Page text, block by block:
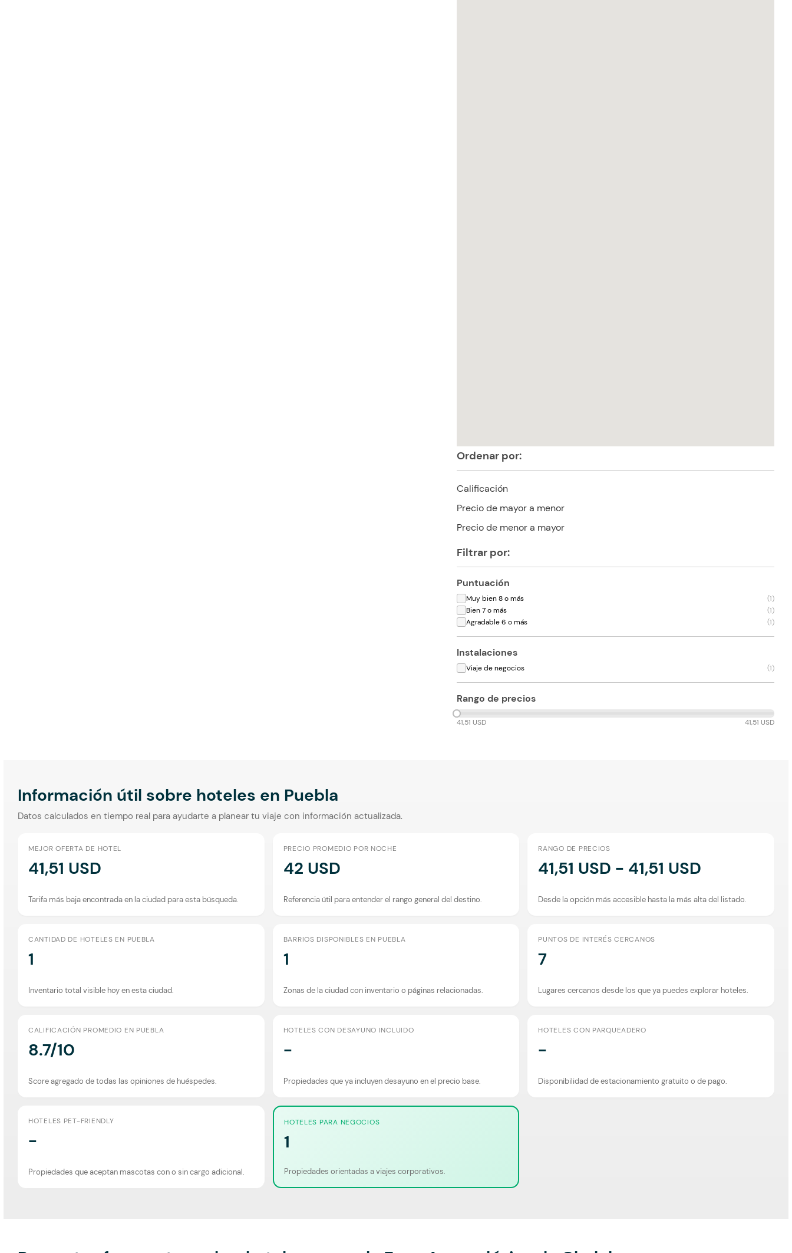
Ordenar por:
Calificación
Precio de mayor a menor
Precio de menor a mayor
Filtrar por:
Puntuación
Muy bien 8 o más (1)
Bien 7 o más
(1)
Agradable 6 o más
(1)
Instalaciones
Viaje de negocios (1)
Rango de precios
41,51 USD 41,51 USD
Información útil sobre hoteles en Puebla
Datos calculados en tiempo real para ayudarte a planear tu viaje con información actualizada.
MEJOR OFERTA DE HOTEL
41,51 USD
Tarifa más baja encontrada en la ciudad para esta búsqueda.
PRECIO PROMEDIO POR NOCHE
42 USD
Referencia útil para entender el rango general del destino.
RANGO DE PRECIOS
41,51 USD - 41,51 USD
Desde la opción más accesible hasta la más alta del listado.
CANTIDAD DE HOTELES EN PUEBLA
1
Inventario total visible hoy en esta ciudad.
BARRIOS DISPONIBLES EN PUEBLA
1
Zonas de la ciudad con inventario o páginas relacionadas.
PUNTOS DE INTERÉS CERCANOS
7
Lugares cercanos desde los que ya puedes explorar hoteles.
CALIFICACIÓN PROMEDIO EN PUEBLA
8.7/10
Score agregado de todas las opiniones de huéspedes.
HOTELES CON DESAYUNO INCLUIDO
-
Propiedades que ya incluyen desayuno en el precio base.
HOTELES CON PARQUEADERO
-
Disponibilidad de estacionamiento gratuito o de pago.
HOTELES PET-FRIENDLY
-
Propiedades que aceptan mascotas con o sin cargo adicional.
HOTELES PARA NEGOCIOS
1
Propiedades orientadas a viajes corporativos.